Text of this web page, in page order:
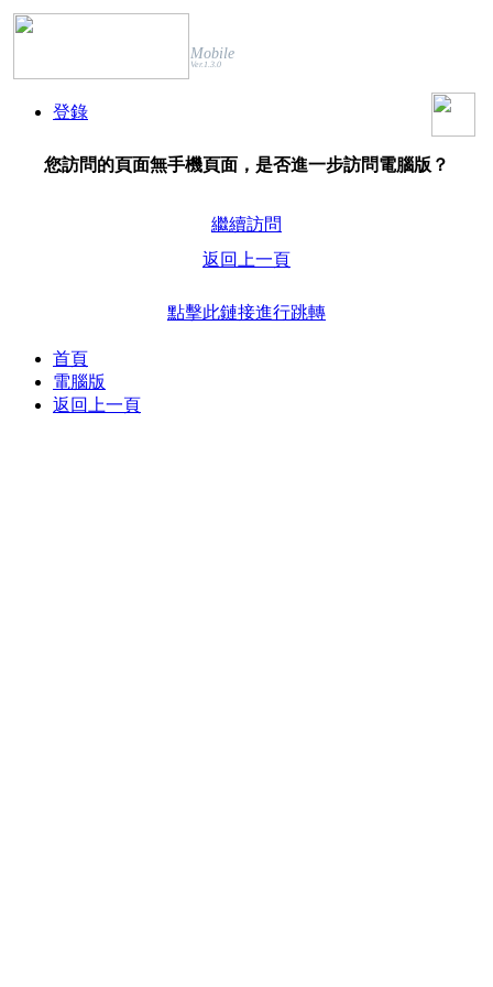
Mobile
Ver.1.3.0
登錄
您訪問的頁面無手機頁面，是否進一步訪問電腦版？
繼續訪問
返回上一頁
點擊此鏈接進行跳轉
首頁
電腦版
返回上一頁